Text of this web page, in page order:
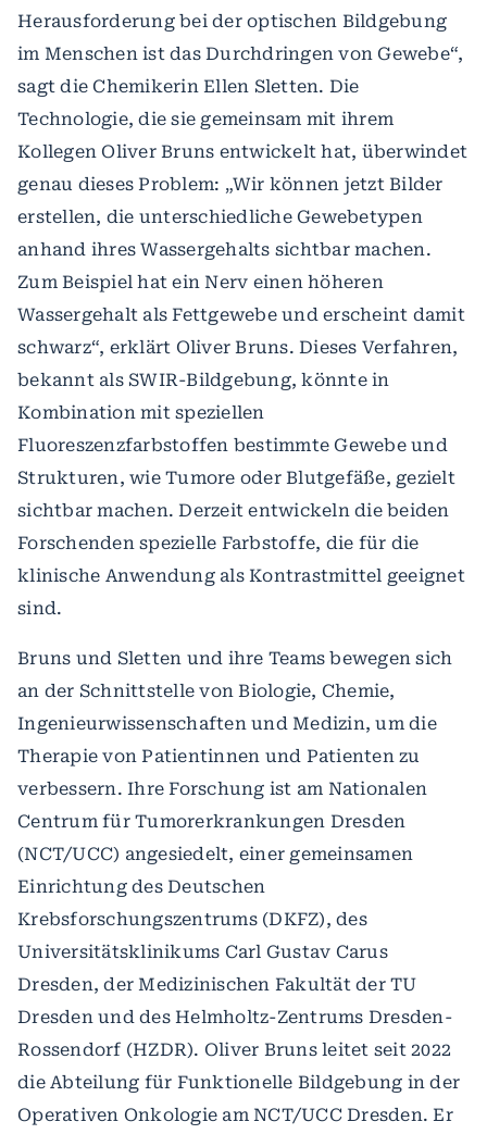
Herausforderung bei der optischen Bildgebung
im Menschen ist das Durchdringen von Gewebe“,
sagt die Chemikerin Ellen Sletten. Die
Technologie, die sie gemeinsam mit ihrem
Kollegen Oliver Bruns entwickelt hat, überwindet
genau dieses Problem: „Wir können jetzt Bilder
erstellen, die unterschiedliche Gewebetypen
anhand ihres Wassergehalts sichtbar machen.
Zum Beispiel hat ein Nerv einen höheren
Wassergehalt als Fettgewebe und erscheint damit
schwarz“, erklärt Oliver Bruns. Dieses Verfahren,
bekannt als SWIR-Bildgebung, könnte in
Kombination mit speziellen
Fluoreszenzfarbstoffen bestimmte Gewebe und
Strukturen, wie Tumore oder Blutgefäße, gezielt
sichtbar machen. Derzeit entwickeln die beiden
Forschenden spezielle Farbstoffe, die für die
klinische Anwendung als Kontrastmittel geeignet
sind.
Bruns und Sletten und ihre Teams bewegen sich
an der Schnittstelle von Biologie, Chemie,
Ingenieurwissenschaften und Medizin, um die
Therapie von Patientinnen und Patienten zu
verbessern. Ihre Forschung ist am Nationalen
Centrum für Tumorerkrankungen Dresden
(NCT/UCC) angesiedelt, einer gemeinsamen
Einrichtung des Deutschen
Krebsforschungszentrums (DKFZ), des
Universitätsklinikums Carl Gustav Carus
Dresden, der Medizinischen Fakultät der TU
Dresden und des Helmholtz-Zentrums Dresden-
Rossendorf (HZDR). Oliver Bruns leitet seit 2022
die Abteilung für Funktionelle Bildgebung in der
Operativen Onkologie am NCT/UCC Dresden. Er